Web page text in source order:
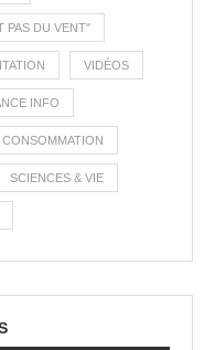
PAS DU VENT"
VIDÉOS
INFO
CONSOMMATION
SCIENCES & VIE